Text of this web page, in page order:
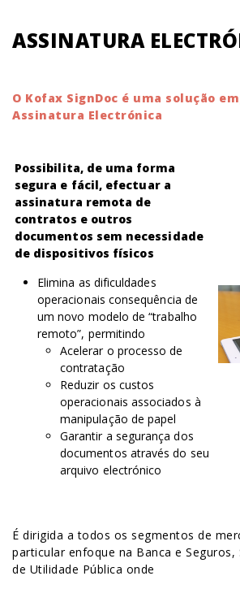
ASSINATURA
O Kofax SignDoc é uma solução
Assinatura Electrónica
Possibilita, de uma forma
segura e fácil, efectuar a
assinatura remota de
contratos e outros
documentos sem necessidade
de dispositivos físicos
Elimina as dificuldades
operacionais consequência de
um novo modelo de “trabalho
remoto”, permitindo
Acelerar o processo de
contratação
Reduzir os custos
operacionais associados à
manipulação de papel
Garantir a segurança dos
documentos através do seu
arquivo electrónico
É dirigida a todos os segmentos de
particular enfoque na Banca e Seguros,
de Utilidade Pública onde